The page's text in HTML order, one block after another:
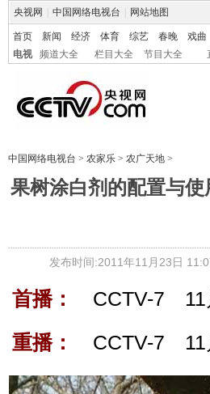
央视网 中国网络电视台 网站地图
首页 新闻 经济 体育 综艺 春晚 戏曲
电视
频道大全 栏目大全 节目大全
中国网络电视台 > 农家乐 > 农广天地 >
果树涂白剂的配置与
发布时间:2011年11月23日
首播： CCTV-7 11
重播：
CCTV-7 11